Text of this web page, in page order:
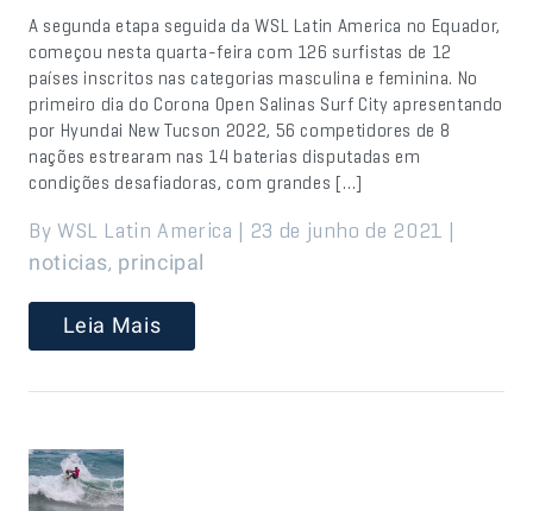
A segunda etapa seguida da WSL Latin America no Equador,
começou nesta quarta-feira com 126 surfistas de 12
países inscritos nas categorias masculina e feminina. No
primeiro dia do Corona Open Salinas Surf City apresentando
por Hyundai New Tucson 2022, 56 competidores de 8
nações estrearam nas 14 baterias disputadas em
condições desafiadoras, com grandes […]
By WSL Latin America | 23 de junho de 2021 |
noticias, principal
Leia Mais